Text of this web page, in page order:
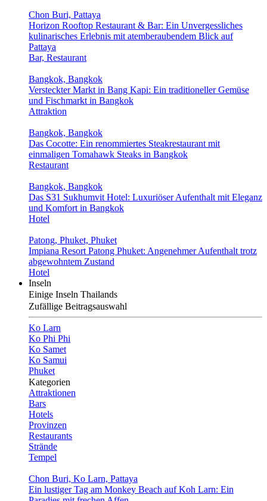
Chon Buri, Pattaya
Horizon Rooftop Restaurant & Bar: Ein Unvergessliches
kulinarisches Erlebnis mit atemberaubendem Blick auf
Pattaya
Bar, Restaurant
Bangkok, Bangkok
Versteckter Markt in Bang Kapi: Ein traditioneller Gemüse
und Fischmarkt in Bangkok
Attraktion
Bangkok, Bangkok
Das Cocotte: Ein renommiertes Steakrestaurant mit
einmaligen Tomahawk Steaks in Bangkok
Restaurant
Bangkok, Bangkok
Das S31 Sukhumvit Hotel: Luxuriöser Aufenthalt mit Eleganz
und Komfort in Bangkok
Hotel
Patong, Phuket, Phuket
Impiana Resort Patong Phuket: Angenehmer Aufenthalt trotz
abgewohntem Zustand
Hotel
Inseln
Einige Inseln Thailands
Zufällige Beitragsauswahl
Ko Larn
Ko Phi Phi
Ko Samet
Ko Samui
Phuket
Kategorien
Attraktionen
Bars
Hotels
Provinzen
Restaurants
Strände
Tempel
Chon Buri, Ko Larn, Pattaya
Ein lustiger Tag am Monkey Beach auf Koh Larn: Ein